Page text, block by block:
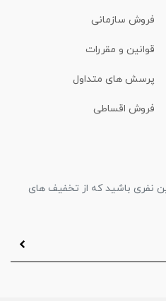
فروش سازمانی
قوانین و مقررات
پرسش های متداول
فروش اقساطی
نفری باشید که از تخفیف های